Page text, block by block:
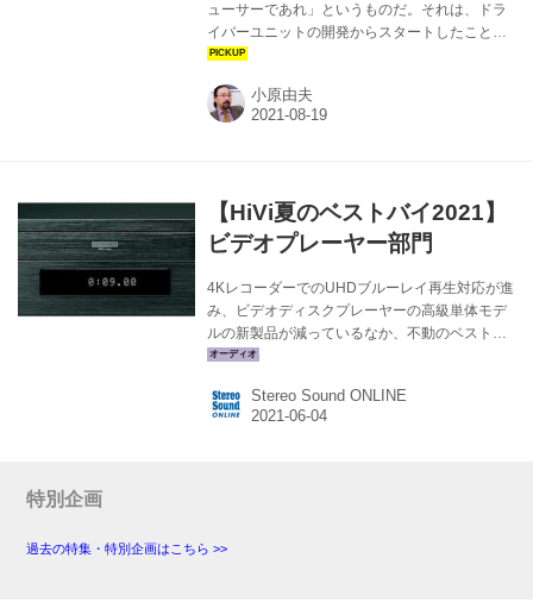
ューサーであれ」というものだ。それは、ドラ
イバーユニットの開発からスタートしたことと
無縁でない。加えて、そのルーツであるパイオ
ーカー）の独自開発・製造を足掛かりに誕生
（1937年）したメーカーという点も無視できな
号にいかに忠実な反応をするかという点に特化
し、世界の著名な音楽製作現場のハイレベルな
要求にいかに応えていくかということを二人三
脚で進めていった成果だ。結果...
小原由夫
【HiVi夏のベストバイ2021】
ビデオプレーヤー部門
4KレコーダーでのUHDブルーレイ再生対応が進
み、ビデオディスクプレーヤーの高級単体モデ
ルの新製品が減っているなか、不動のベストワ
ンを獲得したのはおなじみパナソニックDP-
を保ち続けている。パイオニアのUDP-LX800と
LX500はモデル末期に近づいていると思われる
デル。接続するディスプレイの輝度レンジ...
Stereo Sound ONLINE
特別企画
過去の特集・特別企画はこちら >>